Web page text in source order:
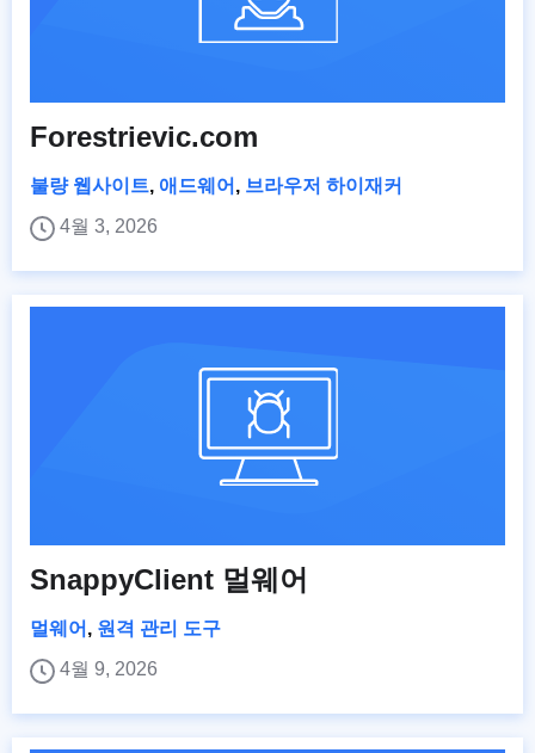
Forestrievic.com
불량 웹사이트, 애드웨어 , 브라우저 하이재커
4월 3, 2026
SnappyClient 멀웨어
멀웨어 , 원격 관리 도구
4월 9, 2026